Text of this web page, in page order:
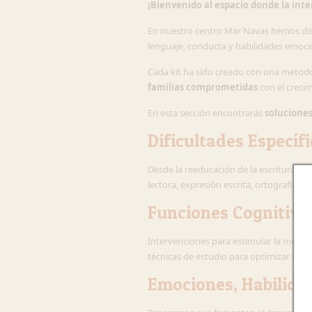
¡Bienvenido al espacio donde la
En nuestro centro Mar Navas hemos
lenguaje, conducta y habilidades
Cada kit ha sido creado con una
familias comprometidascon el
En esta sección encontrarás
Dificultades
Desde la reeducación de la escritura
lectora, expresión escrita, ortografía,
Funciones
Intervenciones para estimular la
técnicas de estudio para optimizar el
Emociones,